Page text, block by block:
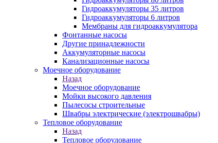
Гидроаккумуляторы 35 литров
Гидроаккумуляторы 6 литров
Мембраны для гидроаккумулятора
Фонтанные насосы
Другие принадлежности
Аккумуляторные насосы
Канализационные насосы
Моечное оборудование
Назад
Моечное оборудование
Мойки высокого давления
Пылесосы строительные
Швабры электрические (электрошвабры)
Тепловое оборудование
Назад
Тепловое оборудование